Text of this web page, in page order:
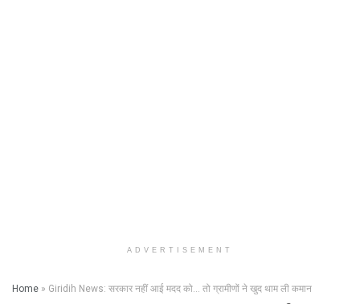
ADVERTISEMENT
Home » Giridih News: सरकार नहीं आई मदद को… तो ग्रामीणों ने खुद थाम ली कमान